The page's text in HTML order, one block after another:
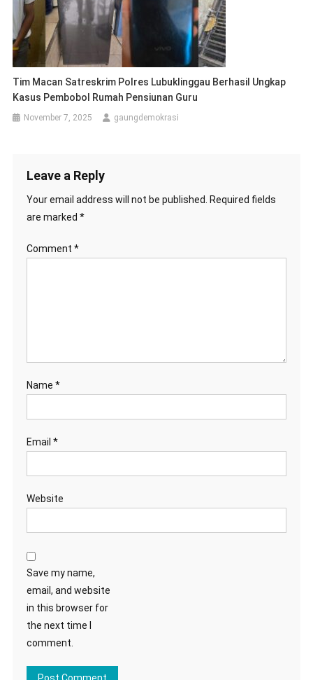
Tim Macan Satreskrim Polres Lubuklinggau Berhasil Ungkap
Kasus Pembobol Rumah Pensiunan Guru
November 7, 2025 gaungdemokrasi
Leave a Reply
Your email address will not be published. Required fields
are marked *
Comment *
Name *
Email *
Website
Save my name,
email, and website
in this browser for
the next time I
comment.